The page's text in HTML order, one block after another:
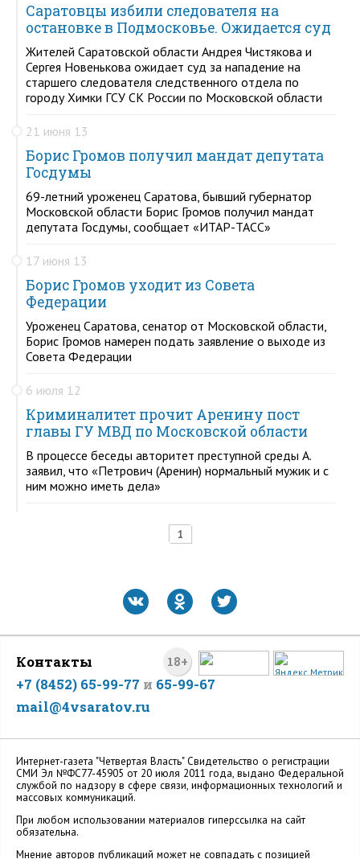
Саратовцы избили следователя на
остановке в Подмосковье. Ожидается суд
Жителей Саратовской области Андрея Чистякова и
Сергея Новенькова ожидает суд за нападение на
старшего следователя следственного отдела по
городу Химки ГСУ СК России по Московской области
21 июня 13
Борис Громов получил мандат депутата
Госдумы
69-летний уроженец Саратова, бывший губернатор
Московской области Борис Громов получил мандат
депутата Госдумы, сообщает «ИТАР-ТАСС»
17 июня 13
Борис Громов уходит из Совета
Федерации
Уроженец Саратова, сенатор от Московской области,
Борис Громов намерен подать заявление о выходе из
Совета Федерации
6 июля 12
Криминалитет прочит Аренину пост
главы ГУ МВД по Московской области
В процессе беседы авторитет преступной среды А.
заявил, что «Петрович (Аренин) нормальный мужик и с
ним можно иметь дела»
1
18+
Контакты
+7 (8452) 65-99-77 и 65-99-67
mail@4vsaratov.ru
Интернет-газета "Четвертая Власть" Cвидетельство о регистрации
СМИ Эл №ФС77-45905 от 20 июля 2011 года, выдано Федеральной
службой по надзору в сфере связи, информационных технологий и
массовых коммуникаций.
При любом использовании материалов гиперссылка на сайт
обязательна.
Мнение авторов публикаций может не совпадать с позицией